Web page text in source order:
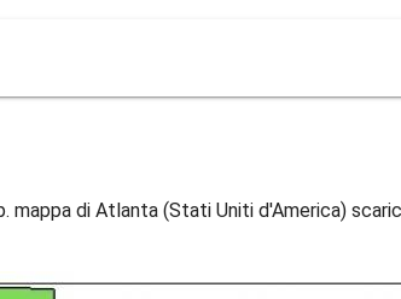
mappa di Atlanta (Stati Uniti d'America)